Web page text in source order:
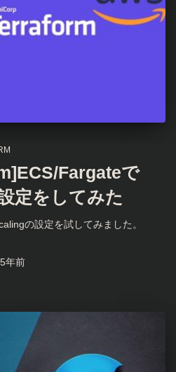
Fargateで
定をしてみた
の設定を試してみました。
5年前